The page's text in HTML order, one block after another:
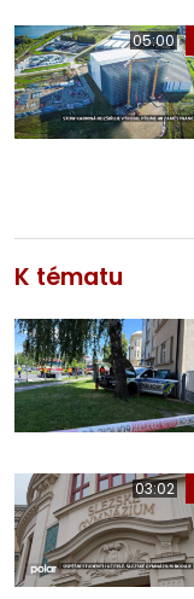
05:00
K tématu
03:02